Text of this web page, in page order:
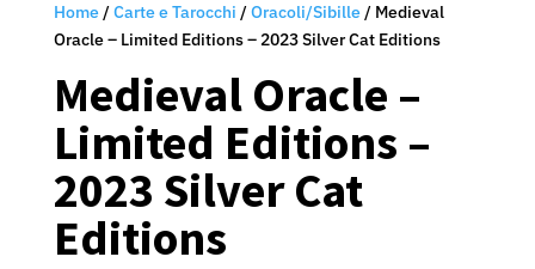
Home/Carte e Tarocchi /Oracoli/Sibille/ Medieval
Oracle – Limited Editions – 2023 Silver Cat Editions
Medieval Oracle –
Limited Editions –
2023 Silver Cat
Editions